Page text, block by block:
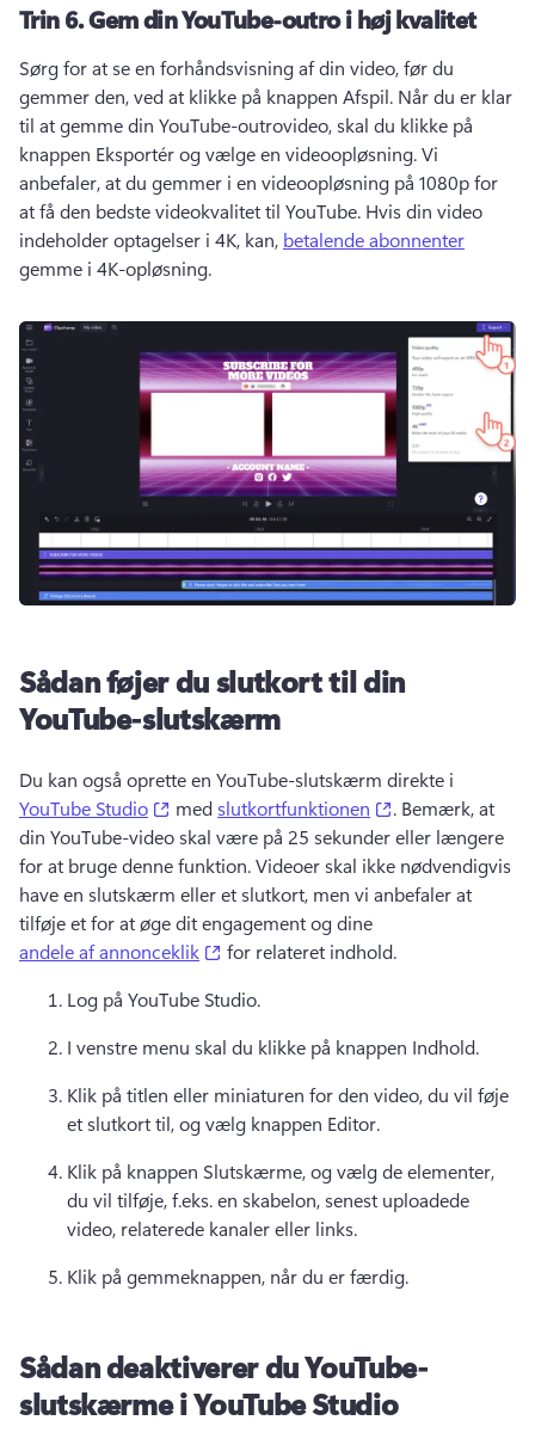
Trin 6.Gem din YouTube-outro i høj kvalitet
Sørg for at se en forhåndsvisning af din video, før du
gemmer den, ved at klikke på knappen Afspil. Når du er klar
til at gemme din YouTube-outrovideo, skal du klikke på
knappen Eksportér og vælge en videoopløsning. Vi
anbefaler, at du gemmer i en videoopløsning på 1080p for
at få den bedste videokvalitet til YouTube. Hvis din video
indeholder optagelser i 4K, kan, betalende abonnenter
gemme i 4K-opløsning.
Sådan føjer du slutkort til din
YouTube-slutskærm
Du kan også oprette en YouTube-slutskærm direkte i
YouTube Studio
(opens in a new tab)
med slutkortfunktionen (opens in a new
. Bemærk, at
din YouTube-video skal være på 25 sekunder eller længere
for at bruge denne funktion. Videoer skal ikke nødvendigvis
have en slutskærm eller et slutkort, men vi anbefaler at
tilføje et for at øge dit engagement og dine
andele af annonceklik
(opens in a new tab)
for relateret indhold.
Log på YouTube Studio.
I venstre menu skal du klikke på knappen Indhold.
Klik på titlen eller miniaturen for den video, du vil føje
et slutkort til, og vælg knappen Editor.
Klik på knappen Slutskærme, og vælg de elementer,
du vil tilføje, f.eks. en skabelon, senest uploadede
video, relaterede kanaler eller links.
Klik på gemmeknappen, når du er færdig.
Sådan deaktiverer du YouTube-
slutskærme i YouTube Studio